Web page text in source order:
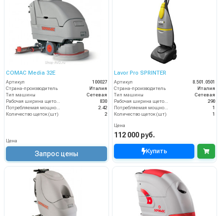
COMAC Media 32E
Артикул
100027
Страна-производитель
Италия
Тип машины
Сетевая
830
2.42
Количество щеток (шт)
2
Цена
Запрос цены
Lavor Pro SPRINTER
Артикул
8.501.0501
Страна-производитель
Италия
Тип машины
Сетевая
290
1
Количество щеток (шт)
1
Цена
112 000 руб.
Купить